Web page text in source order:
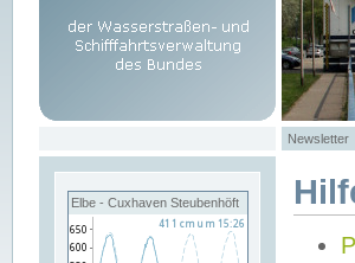
Newsletter
Elbe - Cuxhaven Steubenhöft